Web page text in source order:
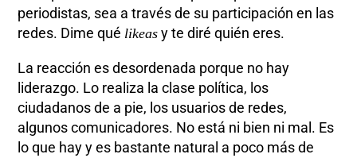
periodistas, sea a través de su participación en las
redes. Dime qué likeas y te diré quién eres.
La reacción es desordenada porque no hay
liderazgo. Lo realiza la clase política, los
ciudadanos de a pie, los usuarios de redes,
algunos comunicadores. No está ni bien ni mal. Es
lo que hay y es bastante natural a poco más de